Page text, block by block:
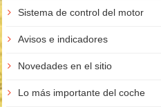
Sistema de control del motor
Avisos e indicadores
Novedades en el sitio
Lo más importante del coche